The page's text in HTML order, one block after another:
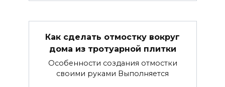
Как сделать отмостку вокруг
дома из тротуарной плитки
Особенности создания отмостки
своими руками Выполняется